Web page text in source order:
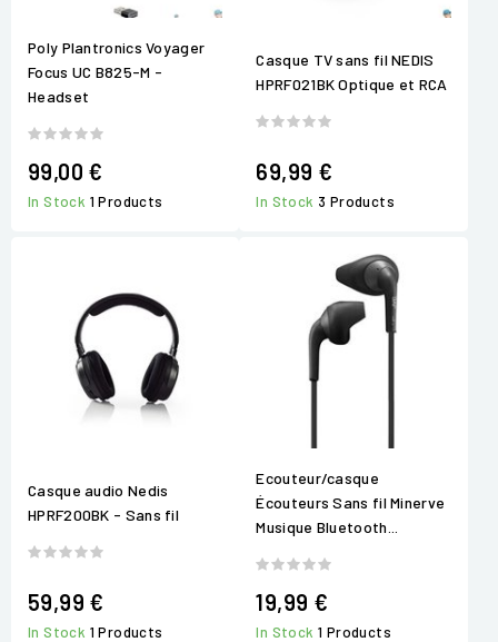
Poly Plantronics Voyager
Focus UC B825-M -
Headset
99,00 €
In Stock 1 Products
Casque TV sans fil NEDIS
HPRF021BK Optique et RCA
69,99 €
In Stock 3 Products
Casque audio Nedis
HPRF200BK - Sans fil
59,99 €
In Stock 1 Products
Ecouteur/casque
Écouteurs Sans fil Minerve
Musique Bluetooth...
19,99 €
In Stock1 Products